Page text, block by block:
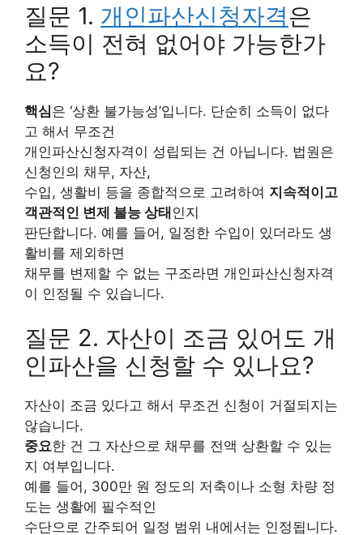
질문 1. 개인파산신청자격은
소득이 전혀 없어야 가능한가
요?
핵심은 ‘상환 불가능성’입니다. 단순히 소득이 없다
고 해서 무조건
개인파산신청자격이 성립되는 건 아닙니다. 법원은
신청인의 채무, 자산,
수입, 생활비 등을 종합적으로 고려하여 지속적이고
객관적인 변제 불능 상태인지
판단합니다. 예를 들어, 일정한 수입이 있더라도 생
활비를 제외하면
채무를 변제할 수 없는 구조라면 개인파산신청자격
이 인정될 수 있습니다.
질문 2. 자산이 조금 있어도 개
인파산을 신청할 수 있나요?
자산이 조금 있다고 해서 무조건 신청이 거절되지는
않습니다.
중요한 건 그 자산으로 채무를 전액 상환할 수 있는
지 여부입니다.
예를 들어, 300만 원 정도의 저축이나 소형 차량 정
도는 생활에 필수적인
수단으로 간주되어 일정 범위 내에서는 인정됩니다.